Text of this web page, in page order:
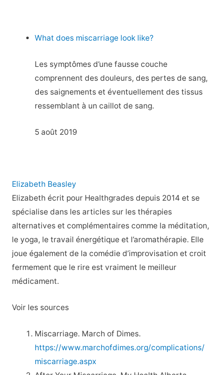
What does miscarriage look like?
Les symptômes d’une fausse couche
comprennent des douleurs, des pertes de sang,
des saignements et éventuellement des tissus
ressemblant à un caillot de sang.
5 août 2019
Elizabeth Beasley
Elizabeth écrit pour Healthgrades depuis 2014 et se
spécialise dans les articles sur les thérapies
alternatives et complémentaires comme la méditation,
le yoga, le travail énergétique et l’aromathérapie. Elle
joue également de la comédie d’improvisation et croit
fermement que le rire est vraiment le meilleur
médicament.
Voir les sources
Miscarriage. March of Dimes.
https://www.marchofdimes.org/complications/
miscarriage.aspx